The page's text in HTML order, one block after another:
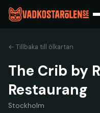
← Tillbaka till ölkartan
The Crib by
Restaurang
Stockholm